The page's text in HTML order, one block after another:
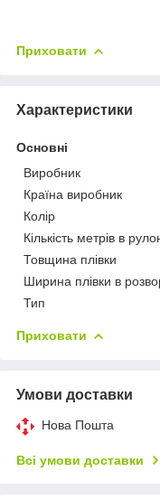
Приховати
Характеристики
Основні
Виробник
Країна виробник
Колір
Кількість метрів в
Товщина плівки
Ширина плівки в
Тип
Приховати
Умови доставки
Нова Пошта
Всі умови доставки